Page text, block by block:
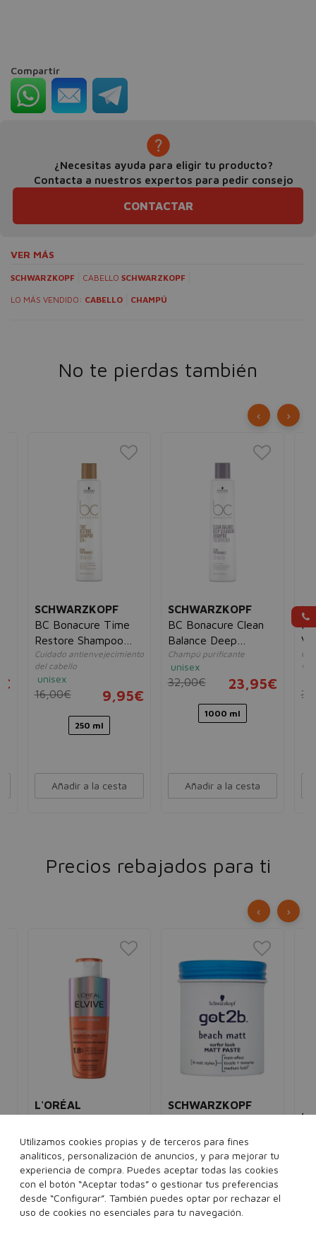
Compartir
¿Necesitas ayuda para eligir tu producto?
Contacta a nuestros expertos para pedir consejo
CONTACTAR
VER MÁS
SCHWARZKOPF CABELLO SCHWARZKOPF
LO MÁS VENDIDO: CABELLO CHAMPÚ
No te pierdas también
SCHWARZKOPF
BC Bonacure Time
Restore Shampoo
Q10+
Cuidado antienvejecimiento
del cabello
unisex
16,00€ 9,95€
250 ml
Añadir a la cesta
SCHWARZKOPF
BC Bonacure Clean
Balance Deep
Cleansing Shampoo
Tocopherol
Champú purificante
unisex
32,00€ 23,95€
1000 ml
Añadir a la cesta
‹ ›
Precios rebajados para ti
L'ORÉAL
Booster anticaida
Tratamiento fortalecedor
capilar
unisex
9,94€ 5,95€
SCHWARZKOPF
Fijación media
unisex
8,00€ 3,95€
100 ml
‹ ›
Utilizamos cookies propias y de terceros para fines
analíticos, personalización de anuncios, y para mejorar tu
experiencia de compra. Puedes aceptar todas las cookies
con el botón “Aceptar todas” o gestionar tus preferencias
desde “Configurar”. También puedes optar por rechazar el
uso de cookies no esenciales para tu navegación.